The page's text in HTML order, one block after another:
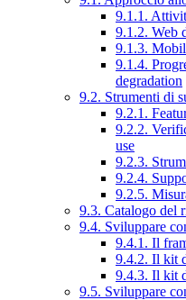
9.1.1.
9.1.2. Web
9.1.3.
9.1.4.
degradation
9.2. Strumenti di
9.2.1.
9.2.2.
use
9.2.3.
9.2.4.
9.2.5.
9.3. Catalogo del
9.4. Sviluppare
9.4.1. Il
9.4.2. Il kit
9.4.3. Il kit
9.5. Sviluppare